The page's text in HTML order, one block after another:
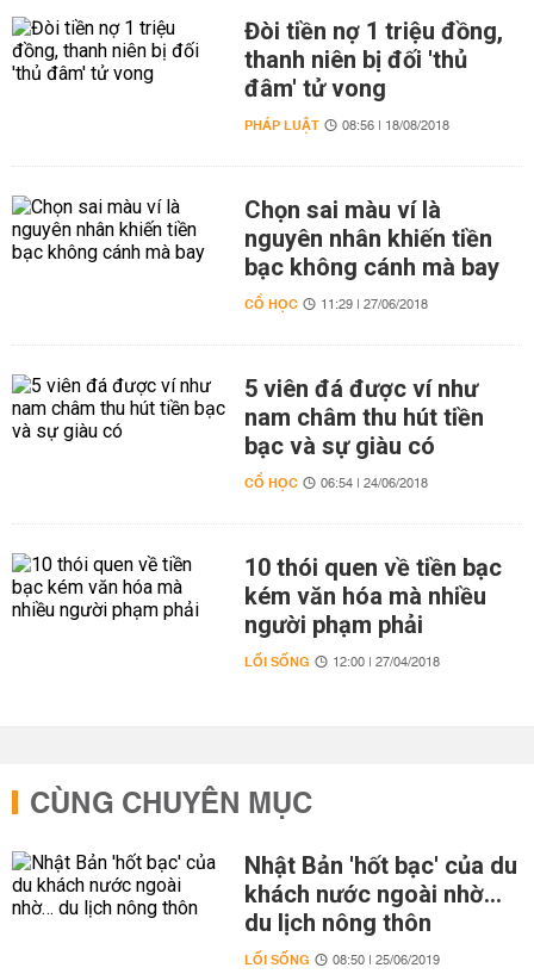
Đòi tiền nợ 1 triệu đồng,
thanh niên bị đối 'thủ
đâm' tử vong
PHÁP LUẬT 08:56 | 18/08/2018
Chọn sai màu ví là
nguyên nhân khiến tiền
bạc không cánh mà bay
CỔ HỌC 11:29 | 27/06/2018
5 viên đá được ví như
nam châm thu hút tiền
bạc và sự giàu có
CỔ HỌC 06:54 | 24/06/2018
10 thói quen về tiền bạc
kém văn hóa mà nhiều
người phạm phải
LỐI SỐNG 12:00 | 27/04/2018
CÙNG CHUYÊN MỤC
Nhật Bản 'hốt bạc' của du
khách nước ngoài nhờ…
du lịch nông thôn
LỐI SỐNG 08:50 | 25/06/2019